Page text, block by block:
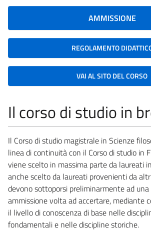
AMMISSIONE
REGOLAMENTO
VAI AL SITO DEL CORSO
Il corso di studio in
Il Corso di studio magistrale in Scienze
linea di continuità con il Corso di studio in
viene scelto in massima parte da laureati
anche scelto da laureati provenienti da
devono sottoporsi preliminarmente ad una
ammissione volta ad accertare, mediante
il livello di conoscenza di base nelle
fondamentali e nelle discipline storiche.